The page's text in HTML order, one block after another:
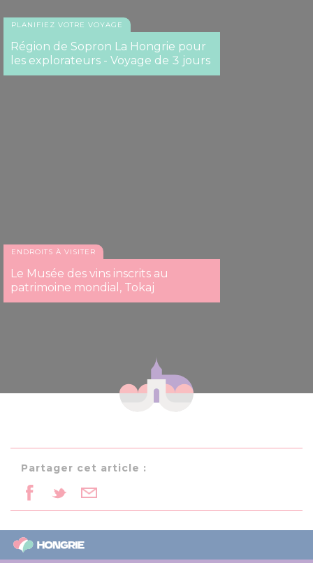
PLANIFIEZ VOTRE VOYAGE
Région de Sopron La Hongrie pour
les explorateurs - Voyage de 3 jours
ENDROITS À VISITER
Le Musée des vins inscrits au
patrimoine mondial, Tokaj
Partager cet article :